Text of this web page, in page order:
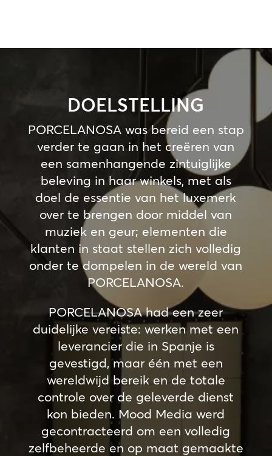
DOELSTELLING
PORCELANOSA was bereid een stap
verder te gaan in het creëren van
een samenhangende zintuiglijke
beleving in haar winkels, met als
doel de essentie van het luxemerk
over te brengen door middel van
muziek en geur; elementen die
klanten in staat stellen zich volledig
onder te dompelen in de wereld van
PORCELANOSA.
PORCELANOSA had een zeer
duidelijke vereiste: werken met een
leverancier die in Spanje is
gevestigd, maar één met een
wereldwijd bereik en de totale
controle over de geleverde dienst
kon bieden. Mood Media werd
gecontracteerd om een volledig
zelfbeheerde en op maat gemaakte